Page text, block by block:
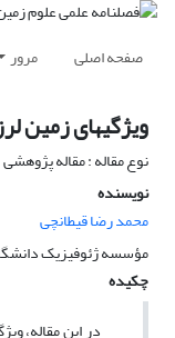
صفحه اصلی مرور
ویژگیهای زمین لرزه ویرانگر هشتم
نوع مقاله : مقاله پژوهشی
نویسنده
محمد رضا قیطانچی
مؤسسه ژئوفیزیک
چکیده